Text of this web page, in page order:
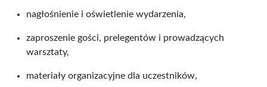
nagłośnienie i oświetlenie wydarzenia,
zaproszenie gości, prelegentów i prowadzących
warsztaty,
materiały organizacyjne dla uczestników,